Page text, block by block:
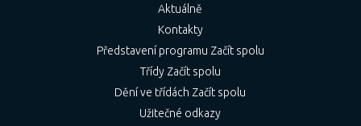
Aktuálně
Kontakty
Představení programu Začít spolu
Třídy Začít spolu
Dění ve třídách Začít spolu
Užitečné odkazy